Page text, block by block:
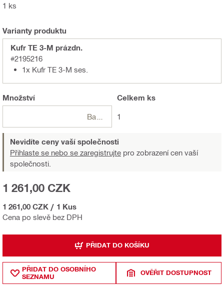
1 ks
Varianty produktu
Kufr TE 3-M prázdn.
#2195216
1x Kufr TE 3-M ses.
Množství Celkem ks
1
Nevidíte ceny vaší společnosti
Přihlaste se nebo se zaregistrujte pro zobrazení cen vaší
společnosti.
Cena po slevě bez DPH
1 261,00 CZK
1 261,00 CZK / 1 Kus
PŘIDAT DO KOŠÍKU
PŘIDAT DO OSOBNÍHO
SEZNAMU
OVĚŘIT DOSTUPNOST